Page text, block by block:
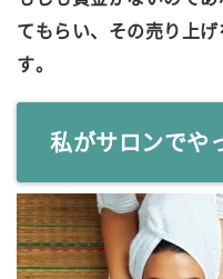
てもらい、その売り上
す。
私がサロンでや